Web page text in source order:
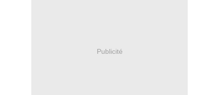
Publicité